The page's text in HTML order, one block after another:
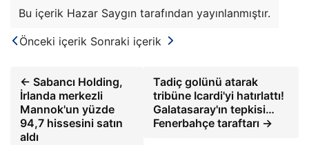
Bu içerik Hazar Saygın tarafından yayınlanmıştır.
Önceki içerik Sonraki içerik
← Sabancı Holding,
İrlanda merkezli
Mannok'un yüzde
94,7 hissesini satın
aldı
Tadiç golünü atarak
tribüne Icardi'yi hatırlattı!
Galatasaray'ın tepkisi…
Fenerbahçe taraftarı →